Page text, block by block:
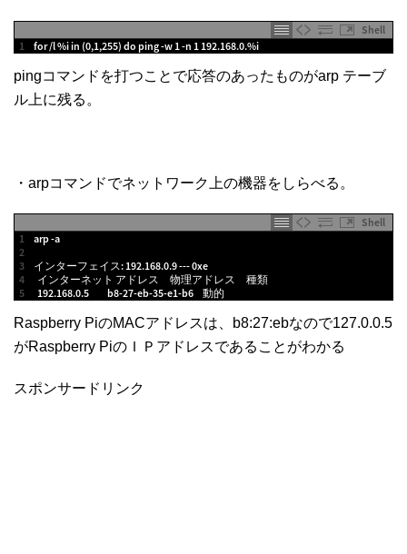
Shell
1
for/l%iin (0,1,255) do ping-w1-n 1192.168.0.%i
pingコマンドを打つことで応答のあったものがarp テーブ
ル上に残る。
・arpコマンドでネットワーク上の機器をしらべる。
Shell
1
2
3
4
5
arp-a
インターフェイス:192.168.0.9---0xe
インターネット アドレス 物理アドレス
種類
192.168.0.5
b8-27-eb-35-e1-b6 動的
Raspberry PiのMACアドレスは、b8:27:ebなので127.0.0.5
がRaspberry PiのＩＰアドレスであることがわかる
スポンサードリンク